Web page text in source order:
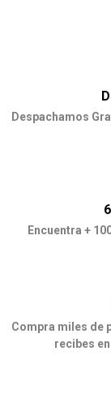
Despachamos
Encuentra +
Compra miles de
recibes